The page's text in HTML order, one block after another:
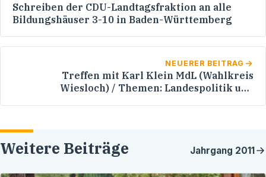
Schreiben der CDU-Landtagsfraktion an alle
Bildungshäuser 3-10 in Baden-Württemberg
NEUERER BEITRAG
Treffen mit Karl Klein MdL (Wahlkreis
Wiesloch) / Themen: Landespolitik und
Weitere Beiträge Jahrgang 2011